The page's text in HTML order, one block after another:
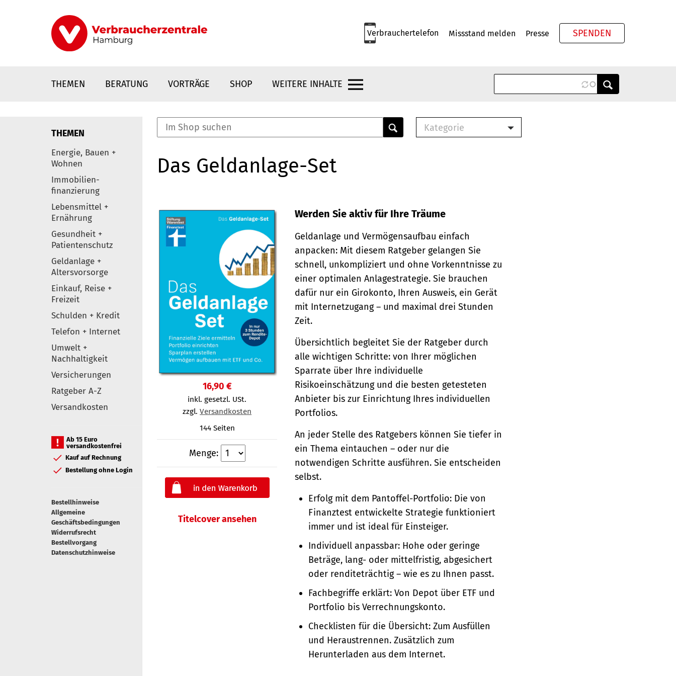
Verbrauchertelefon Missstand melden Presse SPENDEN
THEMEN BERATUNG VORTRÄGE SHOP WEITERE INHALTE
Elemente
THEMEN
Energie, Bauen +
Wohnen
Immobilien-
finanzierung
Lebensmittel +
Ernährung
Gesundheit +
Patientenschutz
Geldanlage +
Altersvorsorge
Einkauf, Reise +
Freizeit
Schulden + Kredit
Telefon + Internet
Umwelt +
Nachhaltigkeit
Versicherungen
Ratgeber A-Z
Versandkosten
Ab 15 Euro
versandkostenfrei
Kauf auf Rechnung
Bestellung ohne Login
Bestellhinweise
Allgemeine
Geschäftsbedingungen
Widerrufsrecht
Bestellvorgang
Datenschutzhinweise
Kategorie
Buch
Das Geldanlage-Set
16,90 €
inkl. gesetzl. USt.
zzgl.Versandkosten
144 Seiten
Menge:
Titelcover ansehen
Werden Sie aktiv für Ihre Träume
Geldanlage und Vermögensaufbau einfach
anpacken: Mit diesem Ratgeber gelangen Sie
schnell, unkompliziert und ohne Vorkenntnisse zu
einer optimalen Anlagestrategie. Sie brauchen
dafür nur ein Girokonto, Ihren Ausweis, ein Gerät
mit Internetzugang – und maximal drei Stunden
Zeit.
Übersichtlich begleitet Sie der Ratgeber durch
alle wichtigen Schritte: von Ihrer möglichen
Sparrate über Ihre individuelle
Risikoeinschätzung und die besten getesteten
Anbieter bis zur Einrichtung Ihres individuellen
Portfolios.
An jeder Stelle des Ratgebers können Sie tiefer in
ein Thema eintauchen – oder nur die
notwendigen Schritte ausführen. Sie entscheiden
selbst.
Erfolg mit dem Pantoffel-Portfolio: Die von
Finanztest entwickelte Strategie funktioniert
immer und ist ideal für Einsteiger.
Individuell anpassbar: Hohe oder geringe
Beträge, lang- oder mittelfristig, abgesichert
oder renditeträchtig – wie es zu Ihnen passt.
Fachbegriffe erklärt: Von Depot über ETF und
Portfolio bis Verrechnungskonto.
Checklisten für die Übersicht: Zum Ausfüllen
und Heraustrennen. Zusätzlich zum
Herunterladen aus dem Internet.